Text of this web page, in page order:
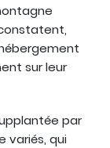
sur leur
par
variés, qui